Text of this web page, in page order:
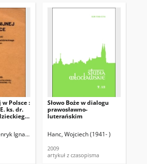
Polsce :
ks. dr.
Ignacy (1875-1939)
Słowo Boże w dialogu
prawosławno-
luterańskim
Hanc, Wojciech (1941- )
2009
artykuł z czasopisma